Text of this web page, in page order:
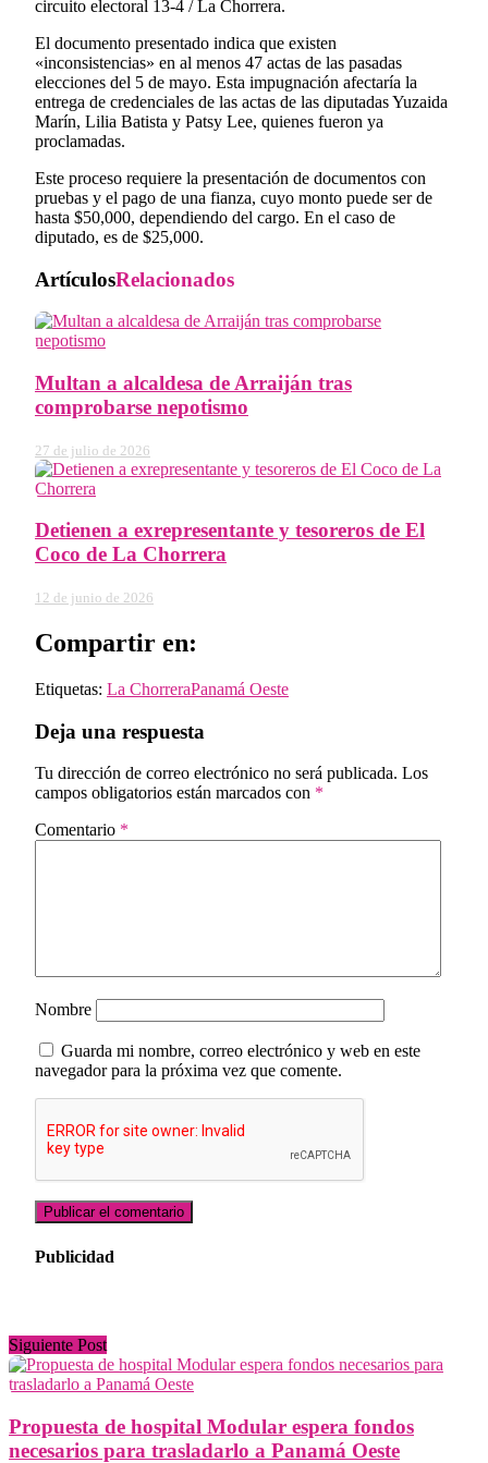
circuito electoral 13-4 / La Chorrera.
El documento presentado indica que existen
«inconsistencias» en al menos 47 actas de las pasadas
elecciones del 5 de mayo. Esta impugnación afectaría la
entrega de credenciales de las actas de las diputadas Yuzaida
Marín, Lilia Batista y Patsy Lee, quienes fueron ya
proclamadas.
Este proceso requiere la presentación de documentos con
pruebas y el pago de una fianza, cuyo monto puede ser de
hasta $50,000, dependiendo del cargo. En el caso de
diputado, es de $25,000.
ArtículosRelacionados
Multan a alcaldesa de Arraiján tras
comprobarse nepotismo
27 de julio de 2026
Detienen a exrepresentante y tesoreros de El
Coco de La Chorrera
12 de junio de 2026
Compartir en:
Etiquetas: La ChorreraPanamá Oeste
Deja una respuesta
Tu dirección de correo electrónico no será publicada. Los
campos obligatorios están marcados con *
Comentario *
Nombre
Guarda mi nombre, correo electrónico y web en este
navegador para la próxima vez que comente.
Publicidad
Siguiente Post
Propuesta de hospital Modular espera fondos
necesarios para trasladarlo a Panamá Oeste